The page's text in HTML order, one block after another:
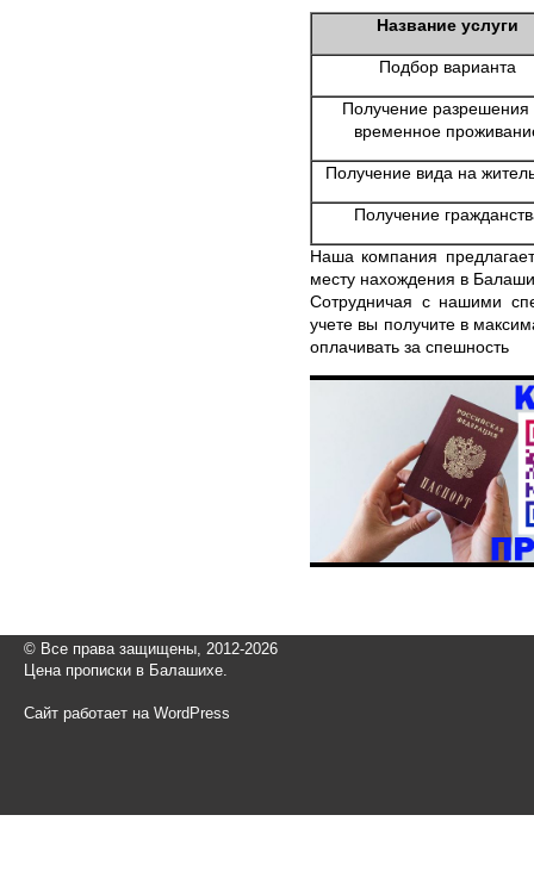
Название услуги
Подбор варианта
Получение разрешения
временное
Получение вида на
Получение
Наша компания
месту нахождения в
Сотрудничая с нашими
учете вы получите в
оплачивать за спешность
© Все права защищены, 2012-2026
Цена прописки в Балашихе.
Сайт работает на WordPress